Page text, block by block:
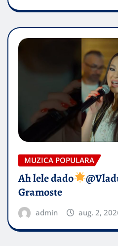
MUZICA POPULARA
Ah lele dado​
Gramoste
admin aug. 2,